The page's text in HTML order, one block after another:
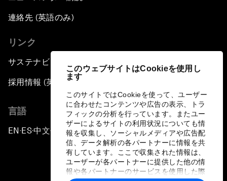
このウェブサイトはCookieを使用し
ます
このサイトではCookieを使って、ユーザー
に合わせたコンテンツや広告の表示、トラ
フィックの分析を行っています。またユー
ザーによるサイトの利用状況についても情
報を収集し、ソーシャルメディアや広告配
信、データ解析の各パートナーに情報を共
有しています。ここで収集された情報は、
ユーザーが各パートナーに提供した他の情
報や各パートナーのサービスを使用した際
連絡先 (英語のみ)
リンク
サステナビリティへの取り組み
採用情報 (英語のみ)
言語
EN ▪ES▪中文▪ 日本語